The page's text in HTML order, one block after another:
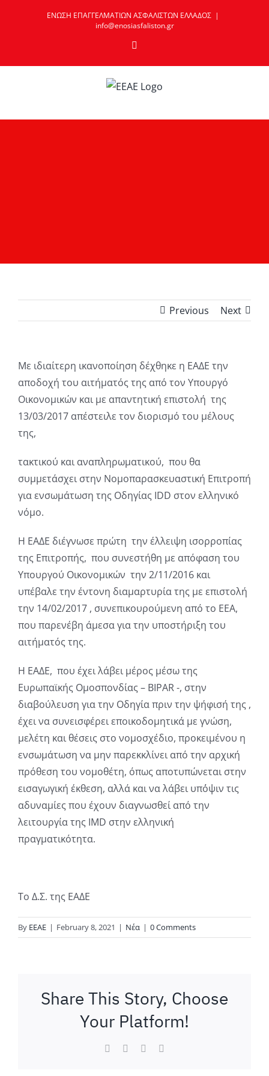
ΕΝΩΣΗ ΕΠΑΓΓΕΛΜΑΤΙΩΝ ΑΣΦΑΛΙΣΤΩΝ ΕΛΛΑΔΟΣ |
info@enosiasfaliston.gr
Previous Next
Με ιδιαίτερη ικανοποίηση δέχθηκε η ΕΑΔΕ την
αποδοχή του αιτήματός της από τον Υπουργό
Οικονομικών και με απαντητική επιστολή της
13/03/2017 απέστειλε τον διορισμό του μέλους
της,
τακτικού και αναπληρωματικού, που θα
συμμετάσχει στην Νομοπαρασκευαστική Επιτροπή
για ενσωμάτωση της Οδηγίας IDD στον ελληνικό
νόμο.
Η ΕΑΔΕ διέγνωσε πρώτη την έλλειψη ισορροπίας
της Επιτροπής, που συνεστήθη με απόφαση του
Υπουργού Οικονομικών την 2/11/2016 και
υπέβαλε την έντονη διαμαρτυρία της με επιστολή
την 14/02/2017 , συνεπικουρούμενη από το ΕΕΑ,
που παρενέβη άμεσα για την υποστήριξη του
αιτήματός της.
Η ΕΑΔΕ, που έχει λάβει μέρος μέσω της
Ευρωπαϊκής Ομοσπονδίας – BIPAR -, στην
διαβούλευση για την Οδηγία πριν την ψήφισή της ,
έχει να συνεισφέρει εποικοδομητικά με γνώση,
μελέτη και θέσεις στο νομοσχέδιο, προκειμένου η
ενσωμάτωση να μην παρεκκλίνει από την αρχική
πρόθεση του νομοθέτη, όπως αποτυπώνεται στην
εισαγωγική έκθεση, αλλά και να λάβει υπ΄όψιν τις
αδυναμίες που έχουν διαγνωσθεί από την
λειτουργία της IMD στην ελληνική
πραγματικότητα.
Το Δ.Σ. της ΕΑΔΕ
By ΕΕΑΕ | February 8, 2021 | Νέα | 0 Comments
Share This Story, Choose
Your Platform!
FacebookLinkedInWhatsApp